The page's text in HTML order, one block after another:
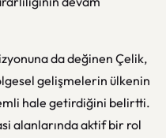
da değinen Çelik,
gelişmelerin ülkenin
hale getirdiğini belirtti.
alanlarında aktif bir rol